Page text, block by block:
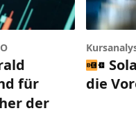
für
der
die